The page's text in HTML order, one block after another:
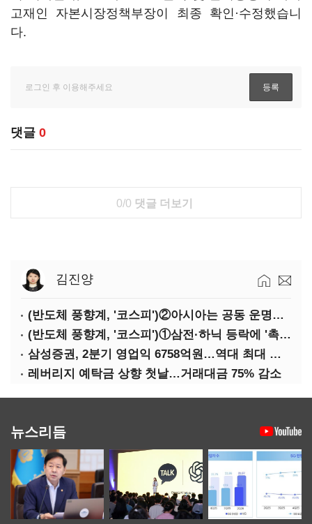
고재인 자본시장정책부장이 최종 확인·수정했습니
다.
댓글 0
0/0 댓글 더보기
김진양
(반도체 풍향계, '코스피')②아시아는 공동 운명체?…일본·대만도 '동반 출렁'
(반도체 풍향계, '코스피')①삼전·하닉 등락에 '촉각'…코스피·나스닥 '한 몸'
삼성증권, 2분기 영업익 6758억원…역대 최대 경신
레버리지 예탁금 상향 첫날…거래대금 75% 감소
뉴스리듬